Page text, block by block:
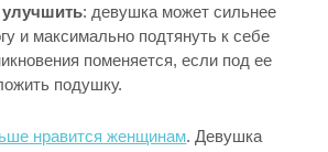
улучшить: девушка может сильнее
и максимально подтянуть к себе
поменяется, если под ее
подушку.
нравится женщинам. Девушка